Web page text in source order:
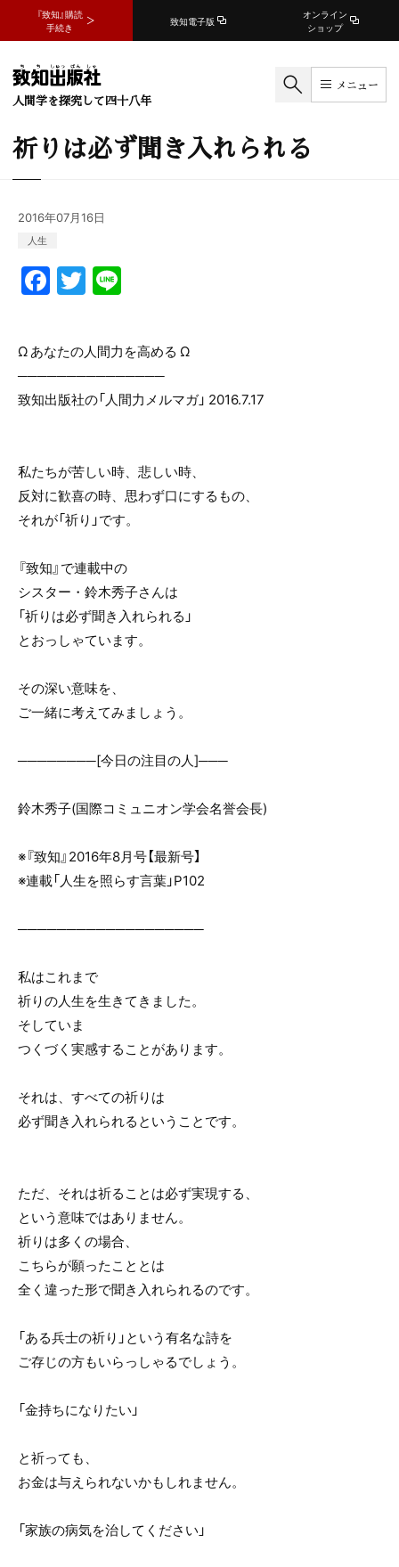
『致知』購読
手続き
致知電子版
オンライン
ショップ
人間学を探究して四十八年
メニュー
祈りは必ず聞き入れられる
2016年07月16日
人生
F
a
c
e
b
k
T
w
itt
er
e
Ω あなたの人間力を高める Ω
───────────────
致知出版社の「人間力メルマガ」 2016.7.17
私たちが苦しい時、悲しい時、
反対に歓喜の時、思わず口にするもの、
それが「祈り」です。
『致知』で連載中の
シスター・鈴木秀子さんは
「祈りは必ず聞き入れられる」
とおっしゃています。
その深い意味を、
ご一緒に考えてみましょう。
────────[今日の注目の人]───
鈴木秀子(国際コミュニオン学会名誉会長)
※『致知』2016年8月号【最新号】
※連載「人生を照らす言葉」P102
───────────────────
私はこれまで
祈りの人生を生きてきました。
そしていま
つくづく実感することがあります。
それは、すべての祈りは
必ず聞き入れられるということです。
ただ、それは祈ることは必ず実現する、
という意味ではありません。
祈りは多くの場合、
こちらが願ったこととは
全く違った形で聞き入れられるのです。
「ある兵士の祈り」という有名な詩を
ご存じの方もいらっしゃるでしょう。
「金持ちになりたい」
と祈っても、
お金は与えられないかもしれません。
「家族の病気を治してください」